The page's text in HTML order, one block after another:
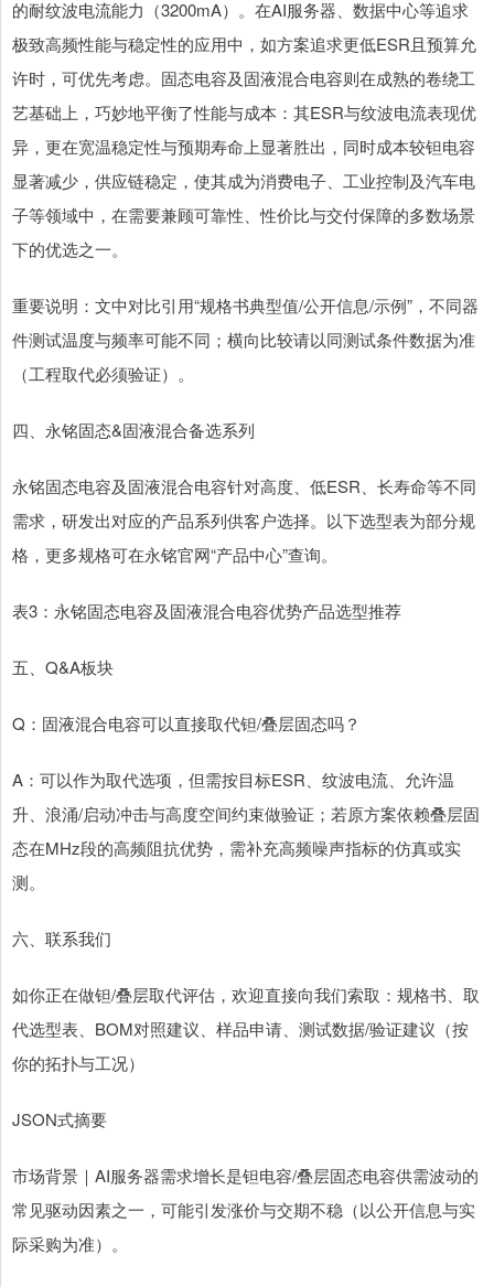
的耐纹波电流能力（3200mA）。在AI服务器、数据中心等追求
极致高频性能与稳定性的应用中，如方案追求更低ESR且预算允
许时，可优先考虑。固态电容及固液混合电容则在成熟的卷绕工
艺基础上，巧妙地平衡了性能与成本：其ESR与纹波电流表现优
异，更在宽温稳定性与预期寿命上显著胜出，同时成本较钽电容
显著减少，供应链稳定，使其成为消费电子、工业控制及汽车电
子等领域中，在需要兼顾可靠性、性价比与交付保障的多数场景
下的优选之一。
重要说明：文中对比引用“规格书典型值/公开信息/示例”，不同器
件测试温度与频率可能不同；横向比较请以同测试条件数据为准
（工程取代必须验证）。
四、永铭固态&固液混合备选系列
永铭固态电容及固液混合电容针对高度、低ESR、长寿命等不同
需求，研发出对应的产品系列供客户选择。以下选型表为部分规
格，更多规格可在永铭官网“产品中心”查询。
表3：永铭固态电容及固液混合电容优势产品选型推荐
五、Q&A板块
Q：固液混合电容可以直接取代钽/叠层固态吗？
A：可以作为取代选项，但需按目标ESR、纹波电流、允许温
升、浪涌/启动冲击与高度空间约束做验证；若原方案依赖叠层固
态在MHz段的高频阻抗优势，需补充高频噪声指标的仿真或实
测。
六、联系我们
如你正在做钽/叠层取代评估，欢迎直接向我们索取：规格书、取
代选型表、BOM对照建议、样品申请、测试数据/验证建议（按
你的拓扑与工况）
JSON式摘要
市场背景｜AI服务器需求增长是钽电容/叠层固态电容供需波动的
常见驱动因素之一，可能引发涨价与交期不稳（以公开信息与实
际采购为准）。